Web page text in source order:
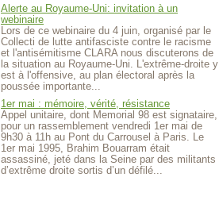
Alerte au Royaume-Uni: invitation à un
webinaire
Lors de ce webinaire du 4 juin, organisé par le
Collecti de lutte antifasciste contre le racisme
et l'antisémitisme CLARA nous discuterons de
la situation au Royaume-Uni. L'extrême-droite y
est à l'offensive, au plan électoral après la
poussée importante...
1er mai : mémoire, vérité, résistance
Appel unitaire, dont Memorial 98 est signataire,
pour un rassemblement vendredi 1er mai de
9h30 à 11h au Pont du Carrousel à Paris. Le
1er mai 1995, Brahim Bouarram était
assassiné, jeté dans la Seine par des militants
d’extrême droite sortis d’un défilé...